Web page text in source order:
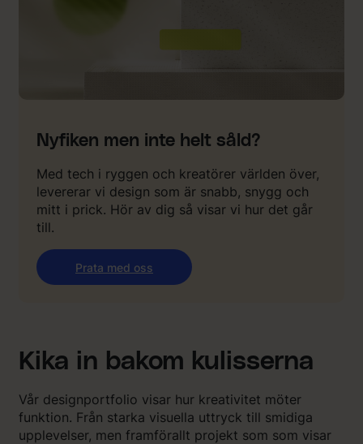
Nyfiken men inte helt såld?
Med tech i ryggen och kreatörer världen över,
levererar vi design som är snabb, snygg och
mitt i prick. Hör av dig så visar vi hur det går
till.
Prata med oss
Kika in bakom kulisserna
Vår designportfolio visar hur kreativitet möter
funktion. Från starka visuella uttryck till smidiga
upplevelser, men framförallt projekt som som visar